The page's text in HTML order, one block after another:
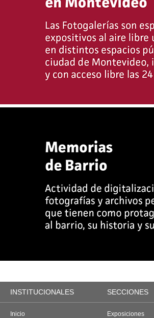
INSTITUCIONALES SECCIONES
Inicio
Exposiciones